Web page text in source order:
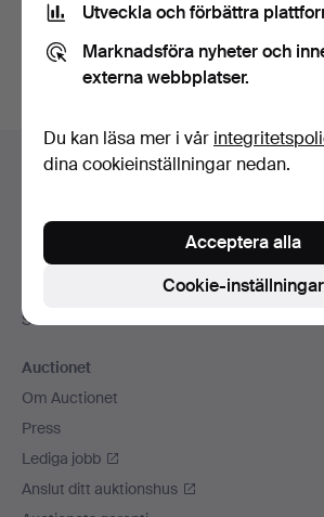
Du kan också söka i vårt arkiv med
Sidfotsnavigation
Hjälp och kontakt
Alla auktionshus
Betalningsalternativ
Sociala medier
Auctionet
Om Auctionet
Press
Lediga jobb
Anslut ditt auktionshus
Utveckla och förbättra
Marknadsföra nyheter och
externa webbplatser.
Du kan läsa mer i vår
dina cookieinställningar nedan.
Cookie-inställningar
Acceptera alla